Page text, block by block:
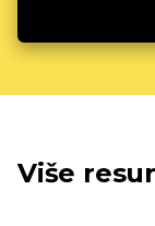
Više